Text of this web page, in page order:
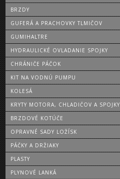
BRZDY
GUFERÁ A PRACHOVKY TLMIČOV
GUMIHALTRE
HYDRAULICKÉ OVLADANIE SPOJKY
CHRÁNIČE PÁČOK
KIT NA VODNÚ PUMPU
KOLESÁ
KRYTY MOTORA, CHLADIČOV A SPOJKY
BRZDOVÉ KOTÚČE
OPRAVNÉ SADY LOŽÍSK
PÁČKY A DRŽIAKY
PLASTY
PLYNOVÉ LANKÁ